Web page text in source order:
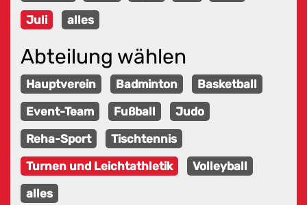
Juli
alles
Abteilung wählen
Hauptverein Badminton
Basketball
Event-Team
Fußball
Judo
Reha-Sport
Tischtennis
Turnen und Leichtathletik
Volleyball
alles